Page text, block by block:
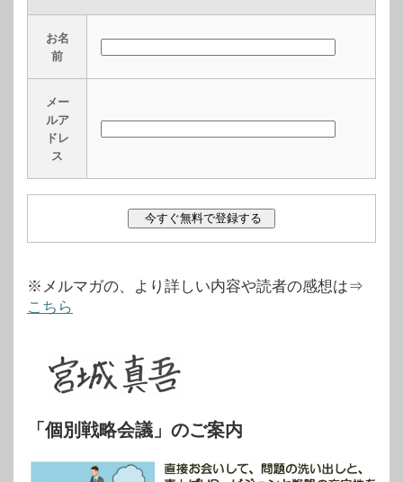
お名
前
メー
ルア
ドレ
ス
※メルマガの、より詳しい内容や読者の感想は⇒
こちら
「個別戦略会議」のご案内